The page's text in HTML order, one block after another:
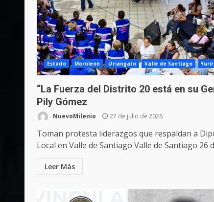
Estado Moroleon Uriangato Valle de Santiago
“La Fuerza del Distrito 20 está en su
Pily Gómez
NuevoMilenio 27 de julio de 2026
Toman protesta liderazgos que respaldan a
Local en Valle de Santiago Valle de Santiago 26
Leer Más